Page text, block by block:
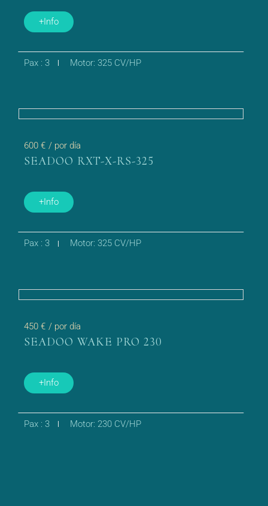
+Info
Pax : 3 Motor: 325 CV/HP
600 € / por día
SEADOO RXT-X-RS-325
+Info
Pax : 3 Motor: 325 CV/HP
450 € / por día
SEADOO WAKE PRO 230
+Info
Pax : 3 Motor: 230 CV/HP